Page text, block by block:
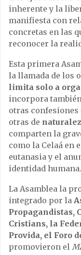
inherente y la
manifiesta con
concretas en las
reconocer la
Esta primera
la llamada de los
limita solo a
incorpora
otras confesiones
otras de
comparten la
como la Celaá en
eutanasia y el
identidad humana.
La Asamblea la
integrado por la
Propagandistas,
Cristians, la
Provida, el Foro
promovieron el